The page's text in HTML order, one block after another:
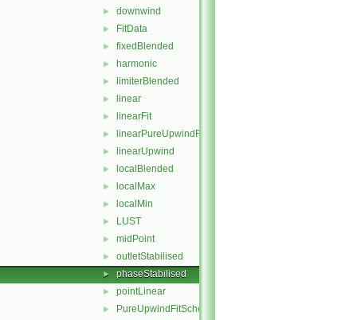
► downwind
► FitData
► fixedBlended
► harmonic
► limiterBlended
► linear
► linearFit
► linearPureUpwindFit
► linearUpwind
► localBlended
► localMax
► localMin
► LUST
► midPoint
► outletStabilised
► phaseStabilised
► pointLinear
► PureUpwindFitScheme